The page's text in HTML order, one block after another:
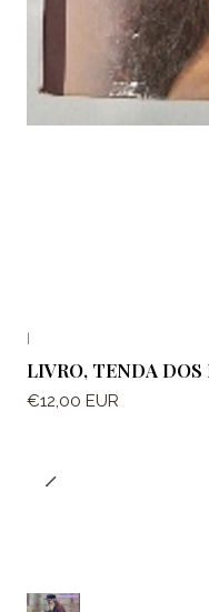
LIVRO, TENDA DOS
€12,00 EUR